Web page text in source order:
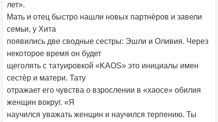
лет».
Мать и отец быстро нашли новых партнѐров и завели
семьи, у Хита
появились две сводные сестры: Эшли и Оливия. Через
некоторое время он будет
щеголять с татуировкой «KAOS» это инициалы имен
сестѐр и матери. Тату
отражает его чувства о взрослении в «хаосе» обилия
женщин вокруг. «Я
научился уважать женщин и научился терпению. Ты